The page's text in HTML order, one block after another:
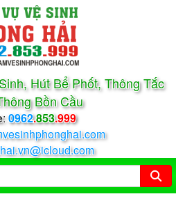
Hút Bể Phốt, Thông Tắc
Bồn Cầu
:0962.853.999